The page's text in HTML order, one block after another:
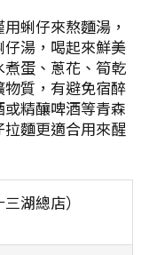
蜊仔來熬麵湯，
湯，喝起來鮮美
蛋、蔥花、筍乾
質，有避免宿醉
精釀啤酒等青森
麵更適合用來醒
湖總店）